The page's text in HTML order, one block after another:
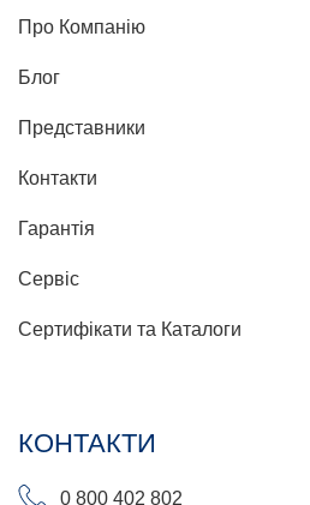
Про Компанію
Блог
Представники
Контакти
Гарантія
Сервіс
Сертифікати та Каталоги
КОНТАКТИ
0 800 402 802